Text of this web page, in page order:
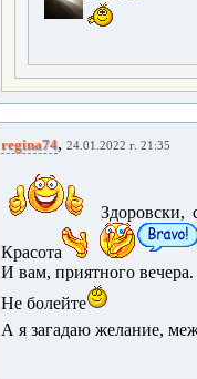
regina74, 24.01.2022 г. 21:35
Здоровски,
Красота
И вам, приятного вечера.
Не болейте
А я загадаю желание,